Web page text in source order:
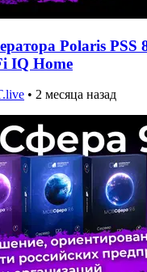
Polaris PSS
IQ Home
• 2 месяца назад